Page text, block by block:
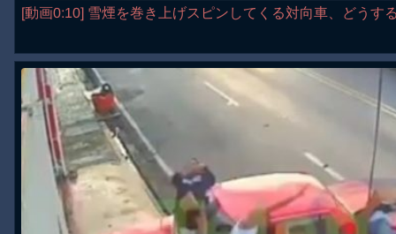
[動画0:10] 雪煙を巻き上げスピンしてくる対向車、どうす